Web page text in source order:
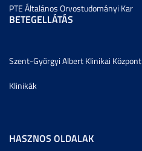
PTE Általános Orvostudományi Kar
BETEGELLÁTÁS
Szent-Györgyi Albert Klinikai Központ
Klinikák
HASZNOS OLDALAK